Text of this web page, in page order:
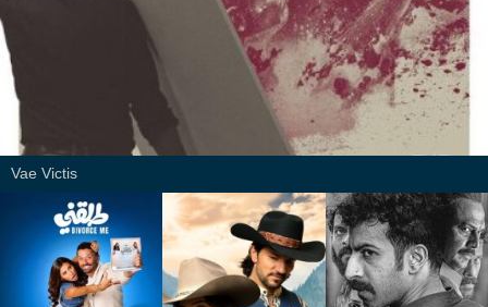
Vae Victis